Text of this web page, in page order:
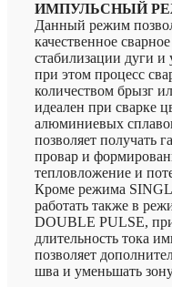
ИМПУЛЬСНЫЙ
Данный режим
качественное
стабилизации дуги и
при этом процесс
количеством брызг
идеален при сварке
алюминиевых
позволяет получать
провар и
тепловложение и
Кроме режима
работать также в
DOUBLE PULSE,
длительность тока
позволяет
шва и уменьшать